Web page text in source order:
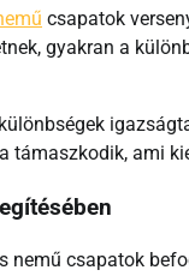
csapatok
gyakran a
támaszkodik, ami
nemű csapatok